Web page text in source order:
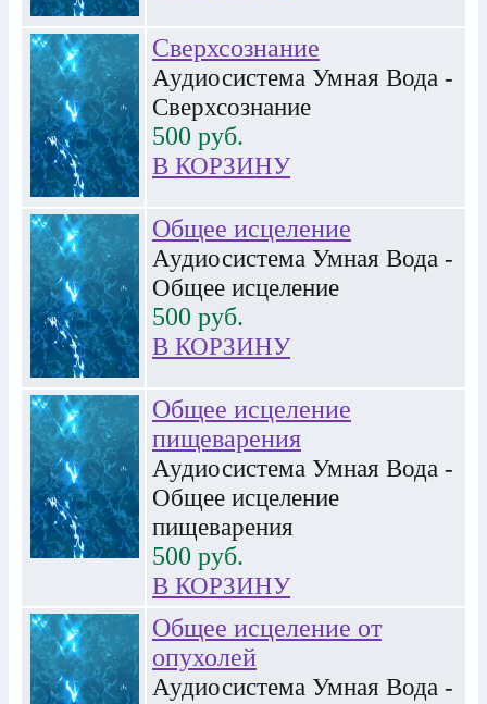
Сверхсознание
Аудиосистема Умная Вода -
Сверхсознание
500 руб.
В КОРЗИНУ
Общее исцеление
Аудиосистема Умная Вода -
Общее исцеление
500 руб.
В КОРЗИНУ
Общее исцеление
пищеварения
Аудиосистема Умная Вода -
Общее исцеление
пищеварения
500 руб.
В КОРЗИНУ
Общее исцеление от
опухолей
Аудиосистема Умная Вода -